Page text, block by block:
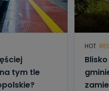
62 735-51-05 lub
tym tle
HOT